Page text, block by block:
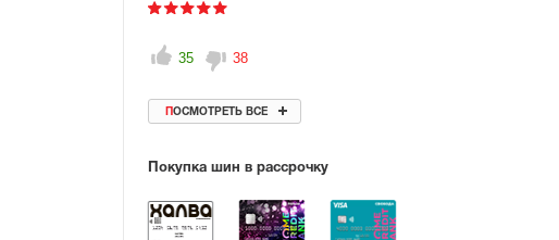
35 38
ПОСМОТРЕТЬ ВСЕ
Покупка шин в рассрочку